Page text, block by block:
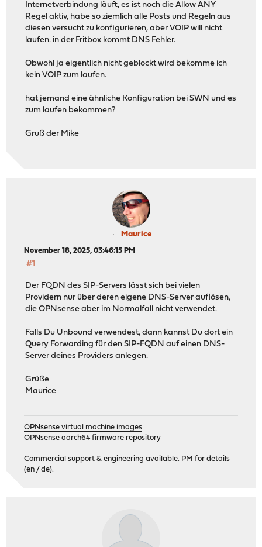
Internetverbindung läuft, es ist noch die Allow ANY
Regel aktiv, habe so ziemlich alle Posts und Regeln aus
diesen versucht zu konfigurieren, aber VOIP will nicht
laufen. in der Fritbox kommt DNS Fehler.
Obwohl ja eigentlich nicht geblockt wird bekomme ich
kein VOIP zum laufen.
hat jemand eine ähnliche Konfiguration bei SWN und es
zum laufen bekommen?
Gruß der Mike
Maurice
November 18, 2025, 03:46:15 PM
#1
Der FQDN des SIP-Servers lässt sich bei vielen
Providern nur über deren eigene DNS-Server auflösen,
die OPNsense aber im Normalfall nicht verwendet.
Falls Du Unbound verwendest, dann kannst Du dort ein
Query Forwarding für den SIP-FQDN auf einen DNS-
Server deines Providers anlegen.
Grüße
Maurice
OPNsense virtual machine images
OPNsense aarch64 firmware repository
Commercial support & engineering available. PM for details
(en / de).